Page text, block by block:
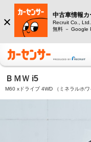
中古車情報
Recruit Co., Ltd.
無料 － Google
ＢＭＷ i5
M60 xドライブ 4WD （ミネラルホ